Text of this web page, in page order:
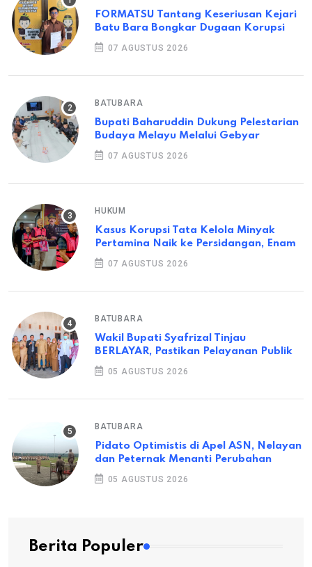
FORMATSU Tantang Keseriusan Kejari
Batu Bara Bongkar Dugaan Korupsi
07 AGUSTUS 2026
BATUBARA
Bupati Baharuddin Dukung Pelestarian
Budaya Melayu Melalui Gebyar
07 AGUSTUS 2026
HUKUM
Kasus Korupsi Tata Kelola Minyak
Pertamina Naik ke Persidangan, Enam
07 AGUSTUS 2026
BATUBARA
Wakil Bupati Syafrizal Tinjau
BERLAYAR, Pastikan Pelayanan Publik
05 AGUSTUS 2026
BATUBARA
Pidato Optimistis di Apel ASN, Nelayan
dan Peternak Menanti Perubahan
05 AGUSTUS 2026
Berita Populer